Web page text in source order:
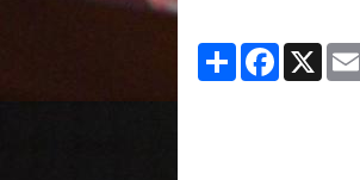
PartagerFacebook
X